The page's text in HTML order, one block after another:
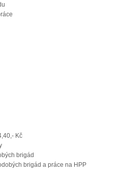
Kč
brigád
brigád a práce na HPP